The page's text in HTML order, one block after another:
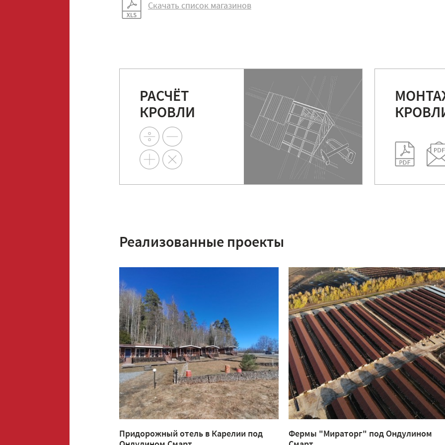
Скачать список магазинов
РАСЧЁТ
КРОВЛИ
Реализованные проекты
Придорожный отель в Карелии под
Фермы "Мираторг" под Ондулином